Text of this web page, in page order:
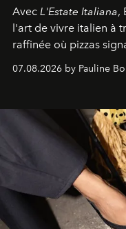
Avec L'Estate Italiana,
l'art de vivre italien à
raffinée où pizzas
07.08.2026 by Pauline